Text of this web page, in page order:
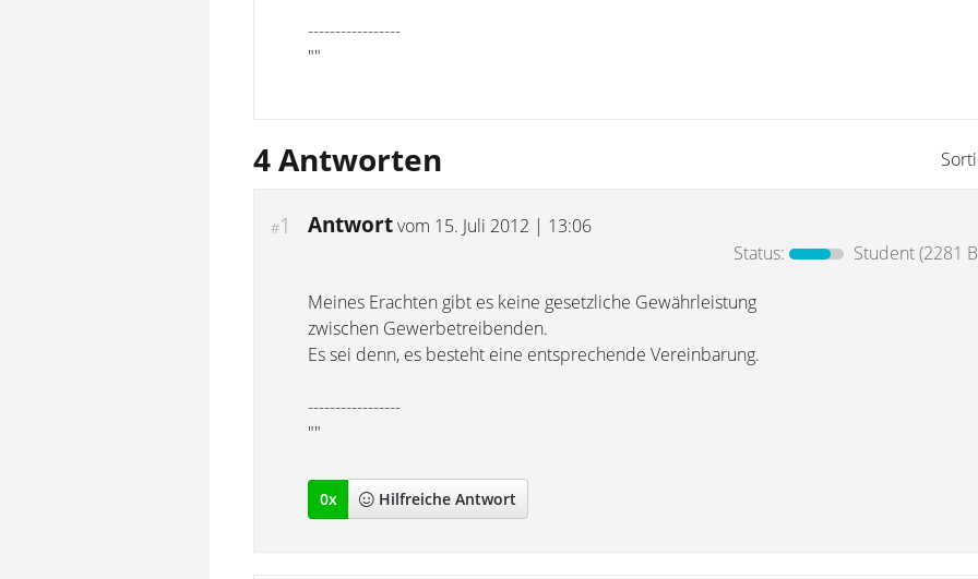
-----------------
""
4 Antworten
#1 Antwortvom 15. Juli 2012 | 13:06
Status:
Student(2281
Meines Erachten gibt es keine gesetzliche Gewährleistung
zwischen Gewerbetreibenden.
Es sei denn, es besteht eine entsprechende Vereinbarung.
-----------------
""
0x Hilfreiche Antwort